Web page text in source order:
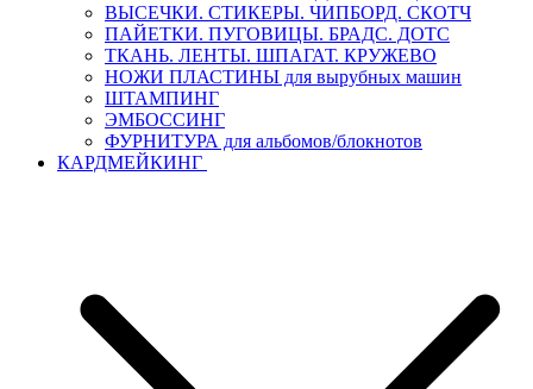
ВЫСЕЧКИ. СТИКЕРЫ. ЧИПБОРД. СКОТЧ
ПАЙЕТКИ. ПУГОВИЦЫ. БРАДС. ДОТС
ТКАНЬ. ЛЕНТЫ. ШПАГАТ. КРУЖЕВО
НОЖИ ПЛАСТИНЫ для вырубных машин
ШТАМПИНГ
ЭМБОССИНГ
ФУРНИТУРА для альбомов/блокнотов
КАРДМЕЙКИНГ